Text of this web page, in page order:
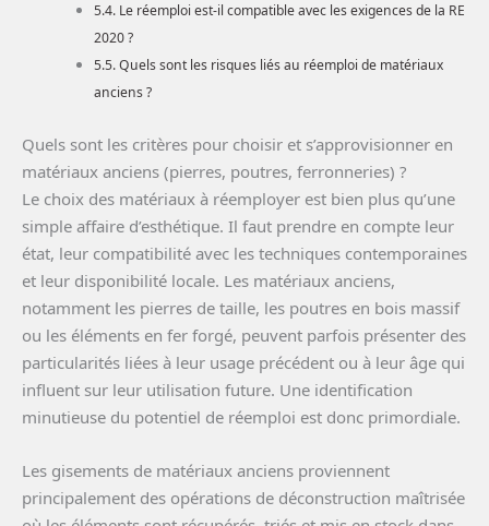
Le réemploi est-il compatible avec les exigences de la RE
2020 ?
Quels sont les risques liés au réemploi de matériaux
anciens ?
Quels sont les critères pour choisir et s’approvisionner en
matériaux anciens (pierres, poutres, ferronneries) ?
Le choix des matériaux à réemployer est bien plus qu’une
simple affaire d’esthétique. Il faut prendre en compte leur
état, leur compatibilité avec les techniques contemporaines
et leur disponibilité locale. Les matériaux anciens,
notamment les pierres de taille, les poutres en bois massif
ou les éléments en fer forgé, peuvent parfois présenter des
particularités liées à leur usage précédent ou à leur âge qui
influent sur leur utilisation future. Une identification
minutieuse du potentiel de réemploi est donc primordiale.
Les gisements de matériaux anciens proviennent
principalement des opérations de déconstruction maîtrisée